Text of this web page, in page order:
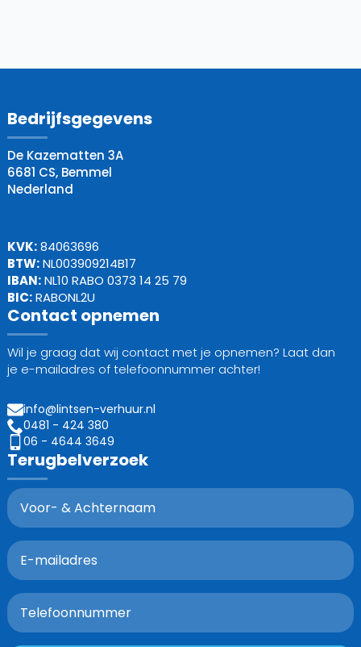
Bedrijfsgegevens
De Kazematten 3A
6681 CS, Bemmel
Nederland
KVK:84063696
BTW:NL003909214B17
IBAN:NL10 RABO 0373 14 25 79
BIC:RABONL2U
Contact opnemen
Wil je graag dat wij contact met je opnemen? Laat dan
je e-mailadres of telefoonnummer achter!
info@lintsen-verhuur.nl
0481 - 424 380
06 - 4644 3649
Terugbelverzoek